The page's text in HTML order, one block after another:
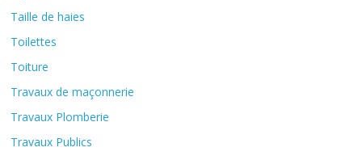
Taille de haies
Toilettes
Toiture
Travaux de maçonnerie
Travaux Plomberie
Travaux Publics